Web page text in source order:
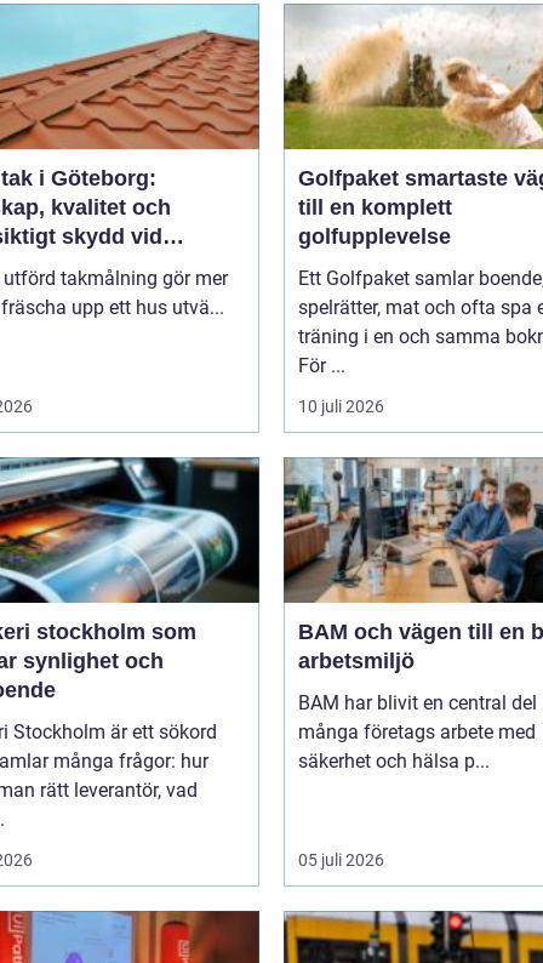
i Göteborg:
kvalitet och
skydd vid
i Göteborg
utförd takmålning gör mer
upp ett hus utvä...
Golfpaket smartaste vägen
till en komplett
golfupplevelse
Ett Golfpaket samlar
spelrätter, mat och ofta spa
träning i en och samma
För ...
10 juli 2026
stockholm som
synlighet och
Stockholm är ett sökord
många frågor: hur
rätt leverantör, vad
BAM och vägen till en
arbetsmiljö
BAM har blivit en central del
många företags arbete med
säkerhet och hälsa p...
05 juli 2026